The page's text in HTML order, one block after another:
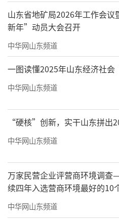
先正达MAP农场秋种
情交流，实地调研秋粮
品种等情况。他强调，
治责任，抓紧抓实粮食
尾工作，确保种足种好
丰收基础。要针对今年
苗较多实际情况，全力
大农业先进技术推广
治，为明年春季苗情转
周乃翔来到焦裕禄
迹，学习焦裕禄精神。
牢记使命，坚定践行
想，用心用情用力办好
山东省地矿局2026年工作会
新年”动员大会召开
中华网山东频道
一图读懂2025年山东经济社
中华网山东频道
“硬核”创新，实干山东拼出
中华网山东频道
万家民营企业评营商环境调
续四年入选营商环境最好的10
中华网山东频道